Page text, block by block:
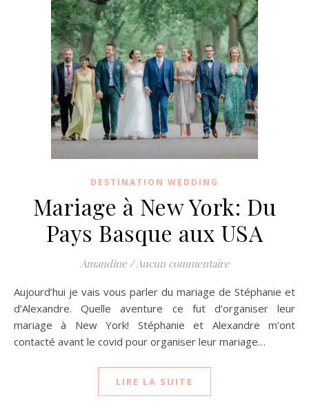
DESTINATION WEDDING
Mariage à New York: Du
Pays Basque aux USA
Amandine /Aucun commentaire
Aujourd’hui je vais vous parler du mariage de Stéphanie et
d’Alexandre. Quelle aventure ce fut d’organiser leur
mariage à New York! Stéphanie et Alexandre m’ont
contacté avant le covid pour organiser leur mariage…
LIRE LA SUITE